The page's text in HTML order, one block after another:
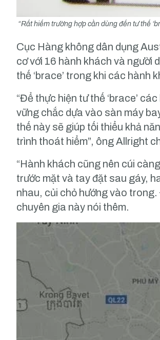
“Rất hiếm trường hợp cần dùng đến tư thế
Cục Hàng không dân dụng
cơ với 16 hành khách và người
thế ‘brace’ trong khi các hành
“Để thực hiện tư thế ‘brace’
vững chắc dựa vào sàn máy
thế này sẽ giúp tối thiểu khả
trình thoát hiểm”, ông Allright
“Hành khách cũng nên cúi
trước mặt và tay đặt sau gáy,
nhau, củi chỏ hướng vào
chuyên gia này nói thêm.